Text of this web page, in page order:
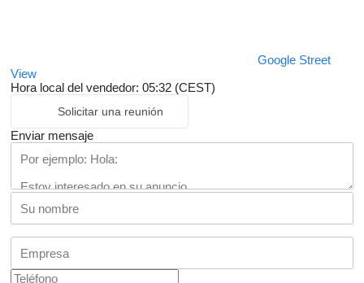
Google Street
View
Hora local del vendedor: 05:32 (CEST)
Solicitar una reunión
Enviar mensaje